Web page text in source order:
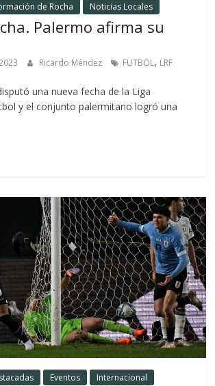
de Rocha Noticias Locales
Palermo afirma su
Ricardo Méndez FUTBOL, LRF
una nueva fecha de la Liga
y el conjunto palermitano logró una
Eventos Internacional